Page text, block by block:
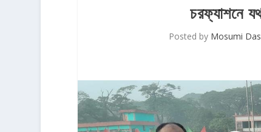
চরফ্যাশনে
Posted by Mosumi Das